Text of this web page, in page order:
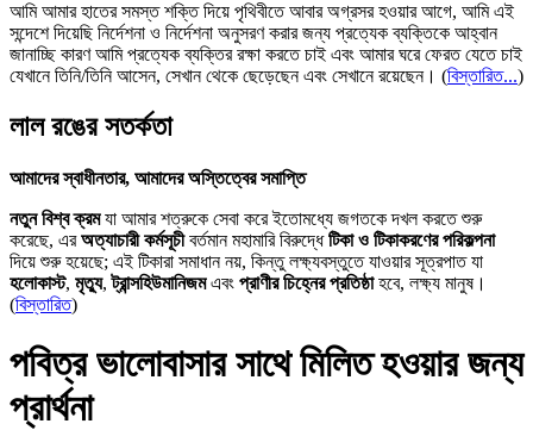
আমি আমার হাতের সমস্ত শক্তি দিয়ে পৃথিবীতে আবার অগ্রসর হওয়ার আগে, আমি এই
সন্দেশে দিয়েছি নির্দেশনা ও নির্দেশনা অনুসরণ করার জন্য প্রত্যেক ব্যক্তিকে আহ্বান
জানাচ্ছি কারণ আমি প্রত্যেক ব্যক্তির রক্ষা করতে চাই এবং আমার ঘরে ফেরত যেতে চাই
যেখানে তিনি/তিনি আসেন, সেখান থেকে ছেড়েছেন এবং সেখানে রয়েছেন। (বিস্তারিত...)
লাল রঙের সতর্কতা
আমাদের স্বাধীনতার, আমাদের অস্তিত্বের সমাপ্তি
নতুন বিশ্ব ক্রমযা আমার শত্রুকে সেবা করে ইতোমধ্যে জগতকে দখল করতে শুরু
করেছে, এরঅত্যাচারী কর্মসূচীবর্তমান মহামারি বিরুদ্ধেটিকা ও টিকাকরণের পরিকল্পনা
দিয়ে শুরু হয়েছে; এই টিকারা সমাধান নয়, কিন্তু লক্ষ্যবস্তুতে যাওয়ার সূত্রপাত যা
হলোকাস্ট, মৃত্যু,ট্রান্সহিউমানিজমএবং প্রাণীর চিহ্নের প্রতিষ্ঠাহবে, লক্ষ্য মানুষ।
(বিস্তারিত)
পবিত্র ভালোবাসার সাথে মিলিত হওয়ার জন্য
প্রার্থনা